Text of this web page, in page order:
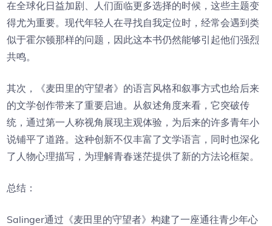
在全球化日益加剧、人们面临更多选择的时候，这些主题变
得尤为重要。现代年轻人在寻找自我定位时，经常会遇到类
似于霍尔顿那样的问题，因此这本书仍然能够引起他们强烈
共鸣。
其次，《麦田里的守望者》的语言风格和叙事方式也给后来
的文学创作带来了重要启迪。从叙述角度来看，它突破传
统，通过第一人称视角展现主观体验，为后来的许多青年小
说铺平了道路。这种创新不仅丰富了文学语言，同时也深化
了人物心理描写，为理解青春迷茫提供了新的方法论框架。
总结：
Salinger通过《麦田里的守望者》构建了一座通往青少年心